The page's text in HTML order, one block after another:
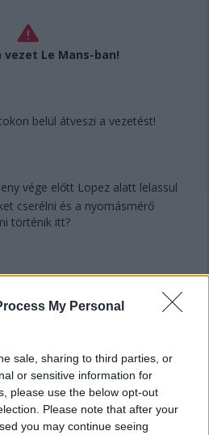
My Personal
sale, sharing to third parties, or
or sensitive information for
please use the below opt-out
Please note that after your
you may continue seeing
Le Mans-ban!
belül átveszi a vezetést!
vége előtt Lopez alatt lelassul
cserélni és a nyomásmérő
történik itt?
Hát ilyet!!!
ha jól hallottuk az
a kiálláson, belefért.